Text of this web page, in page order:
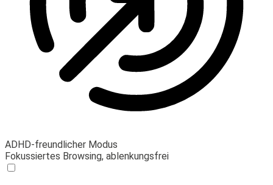
ADHD-freundlicher Modus
Fokussiertes Browsing, ablenkungsfrei